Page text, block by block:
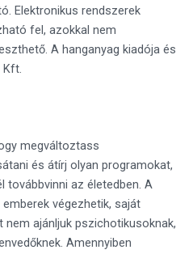
Elektronikus rendszerek
fel, azokkal nem
A hanganyag kiadója és
Kft.
megváltoztass
és átírj olyan programokat,
továbbvinni az életedben. A
végezhetik, saját
ajánljuk pszichotikusoknak,
Amennyiben